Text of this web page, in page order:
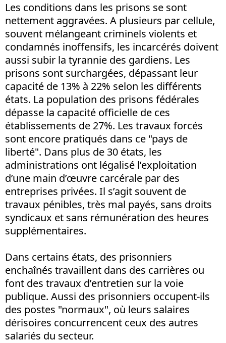
Les conditions dans les prisons se sont
nettement aggravées. A plusieurs par cellule,
souvent mélangeant criminels violents et
condamnés inoffensifs, les incarcérés doivent
aussi subir la tyrannie des gardiens. Les
prisons sont surchargées, dépassant leur
capacité de 13% à 22% selon les différents
états. La population des prisons fédérales
dépasse la capacité officielle de ces
établissements de 27%. Les travaux forcés
sont encore pratiqués dans ce "pays de
liberté". Dans plus de 30 états, les
administrations ont légalisé l’exploitation
d’une main d’œuvre carcérale par des
entreprises privées. Il s’agit souvent de
travaux pénibles, très mal payés, sans droits
syndicaux et sans rémunération des heures
supplémentaires.
Dans certains états, des prisonniers
enchaînés travaillent dans des carrières ou
font des travaux d’entretien sur la voie
publique. Aussi des prisonniers occupent-ils
des postes "normaux", où leurs salaires
dérisoires concurrencent ceux des autres
salariés du secteur.